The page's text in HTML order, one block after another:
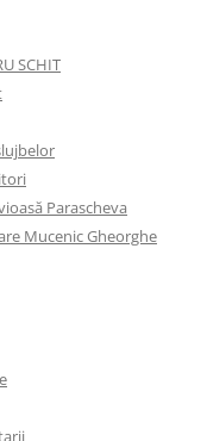
SCHIT
Parascheva
Mucenic Gheorghe